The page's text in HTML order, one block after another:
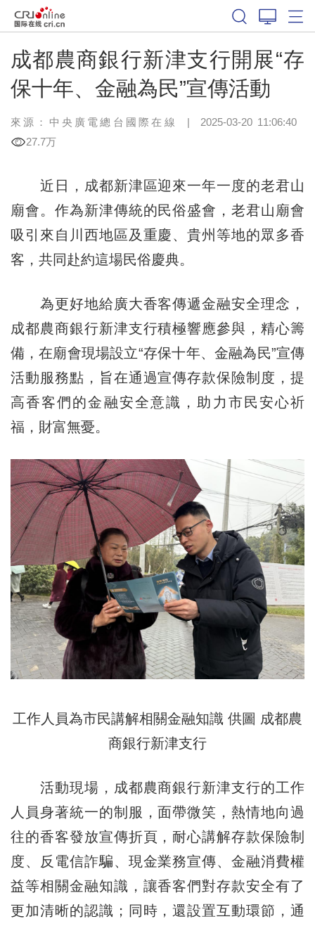
成都農商銀行新津支行開展“存
保十年、金融為民”宣傳活動
來源：中央廣電總台國際在線 | 2025-03-20 11:06:40
27.7万
近日，成都新津區迎來一年一度的老君山
廟會。作為新津傳統的民俗盛會，老君山廟會
吸引來自川西地區及重慶、貴州等地的眾多香
客，共同赴約這場民俗慶典。
為更好地給廣大香客傳遞金融安全理念，
成都農商銀行新津支行積極響應參與，精心籌
備，在廟會現場設立“存保十年、金融為民”宣傳
活動服務點，旨在通過宣傳存款保險制度，提
高香客們的金融安全意識，助力 市民安心祈
福，財富無憂。
工作人員為市民講解相關金融知識 供圖 成都農
商銀行新津支行
活動現場，成都農商銀行新津支行的工作
人員身著統一的制服，面帶微笑，熱情地向過
往的香客發放宣傳折頁，耐心講解存款保險制
度、反電信詐騙、現金業務宣傳、金融消費權
益等相關金融知識，讓香客們對存款安全有了
更加清晰的認識；同時，還設置互動環節，通